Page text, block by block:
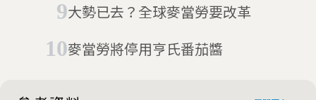
大勢已去？全球麥當勞要改革
麥當勞將停用亨氏番茄醬